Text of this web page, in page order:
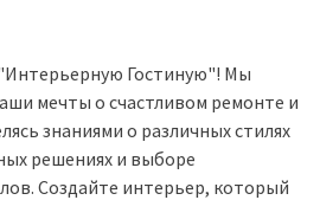
Гостиную"! Мы
мечты о счастливом ремонте и
знаниями о различных стилях
решениях и выборе
Создайте интерьер, который